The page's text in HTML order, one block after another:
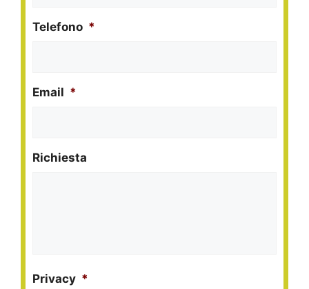
Telefono *
Email *
Richiesta
Privacy *